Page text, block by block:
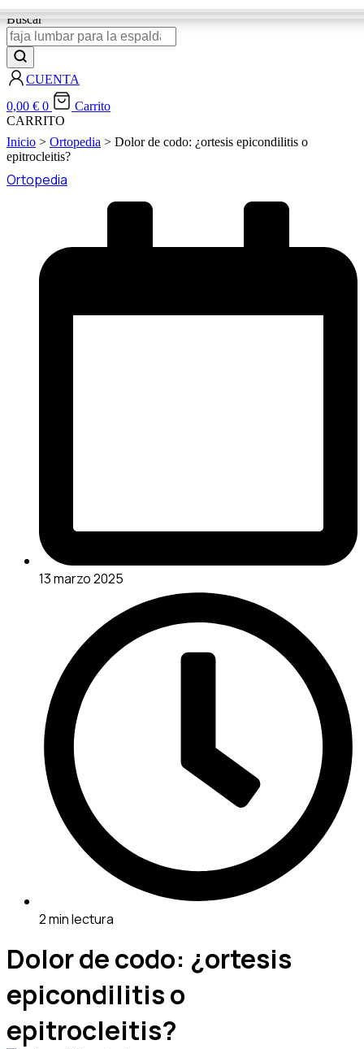
Buscar
CUENTA
0,00 € 0
Carrito
CARRITO
Inicio > Ortopedia > Dolor de codo: ¿ortesis epicondilitis o
epitrocleitis?
Ortopedia
13 marzo 2025
2 min lectura
Dolor de codo: ¿ortesis
epicondilitis o
epitrocleitis?